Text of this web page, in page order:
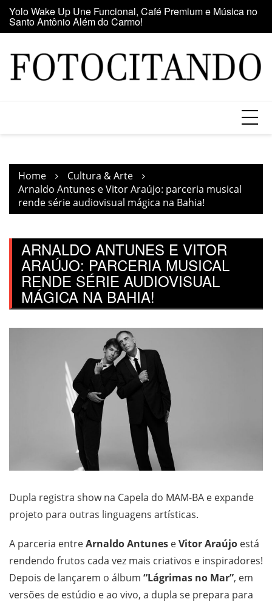
Skip
content
Maior clube de vinil da América Latina participa da Feira
do Vinil no Shopping Center Lapa
Home
Cultura & Arte
Arnaldo Antunes e Vitor Araújo: parceria musical
rende série audiovisual mágica na Bahia!
ARNALDO ANTUNES E VITOR
ARAÚJO: PARCERIA MUSICAL
RENDE SÉRIE AUDIOVISUAL
MÁGICA NA BAHIA!
Dupla registra show na Capela do MAM-BA e expande
projeto para outras linguagens artísticas.
A parceria entreArnaldo Antunes eVitor Araújo está
rendendo frutos cada vez mais criativos e inspiradores!
Depois de lançarem o álbum “Lágrimas no Mar”, em
versões de estúdio e ao vivo, a dupla se prepara para